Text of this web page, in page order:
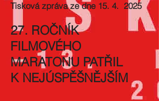
Tisková zpráva ze dne 15. 4. 2025
27. ROČNÍK
FILMOVÉHO
MARATONU PATŘIL
K NEJÚSPĚŠNĚJŠÍM